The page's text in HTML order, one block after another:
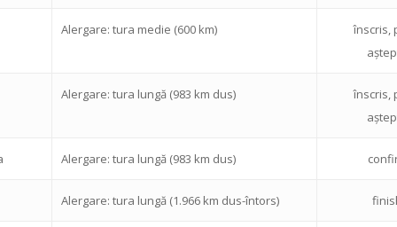
Alergare: tura medie (600 km)
înscris,
Alergare: tura lungă (983 km dus)
înscris,
Alergare: tura lungă (983 km dus)
Alergare: tura lungă (1.966 km dus-întors)